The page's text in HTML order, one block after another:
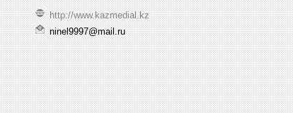
http://www.kazmedial.kz
ninel9997@mail.ru